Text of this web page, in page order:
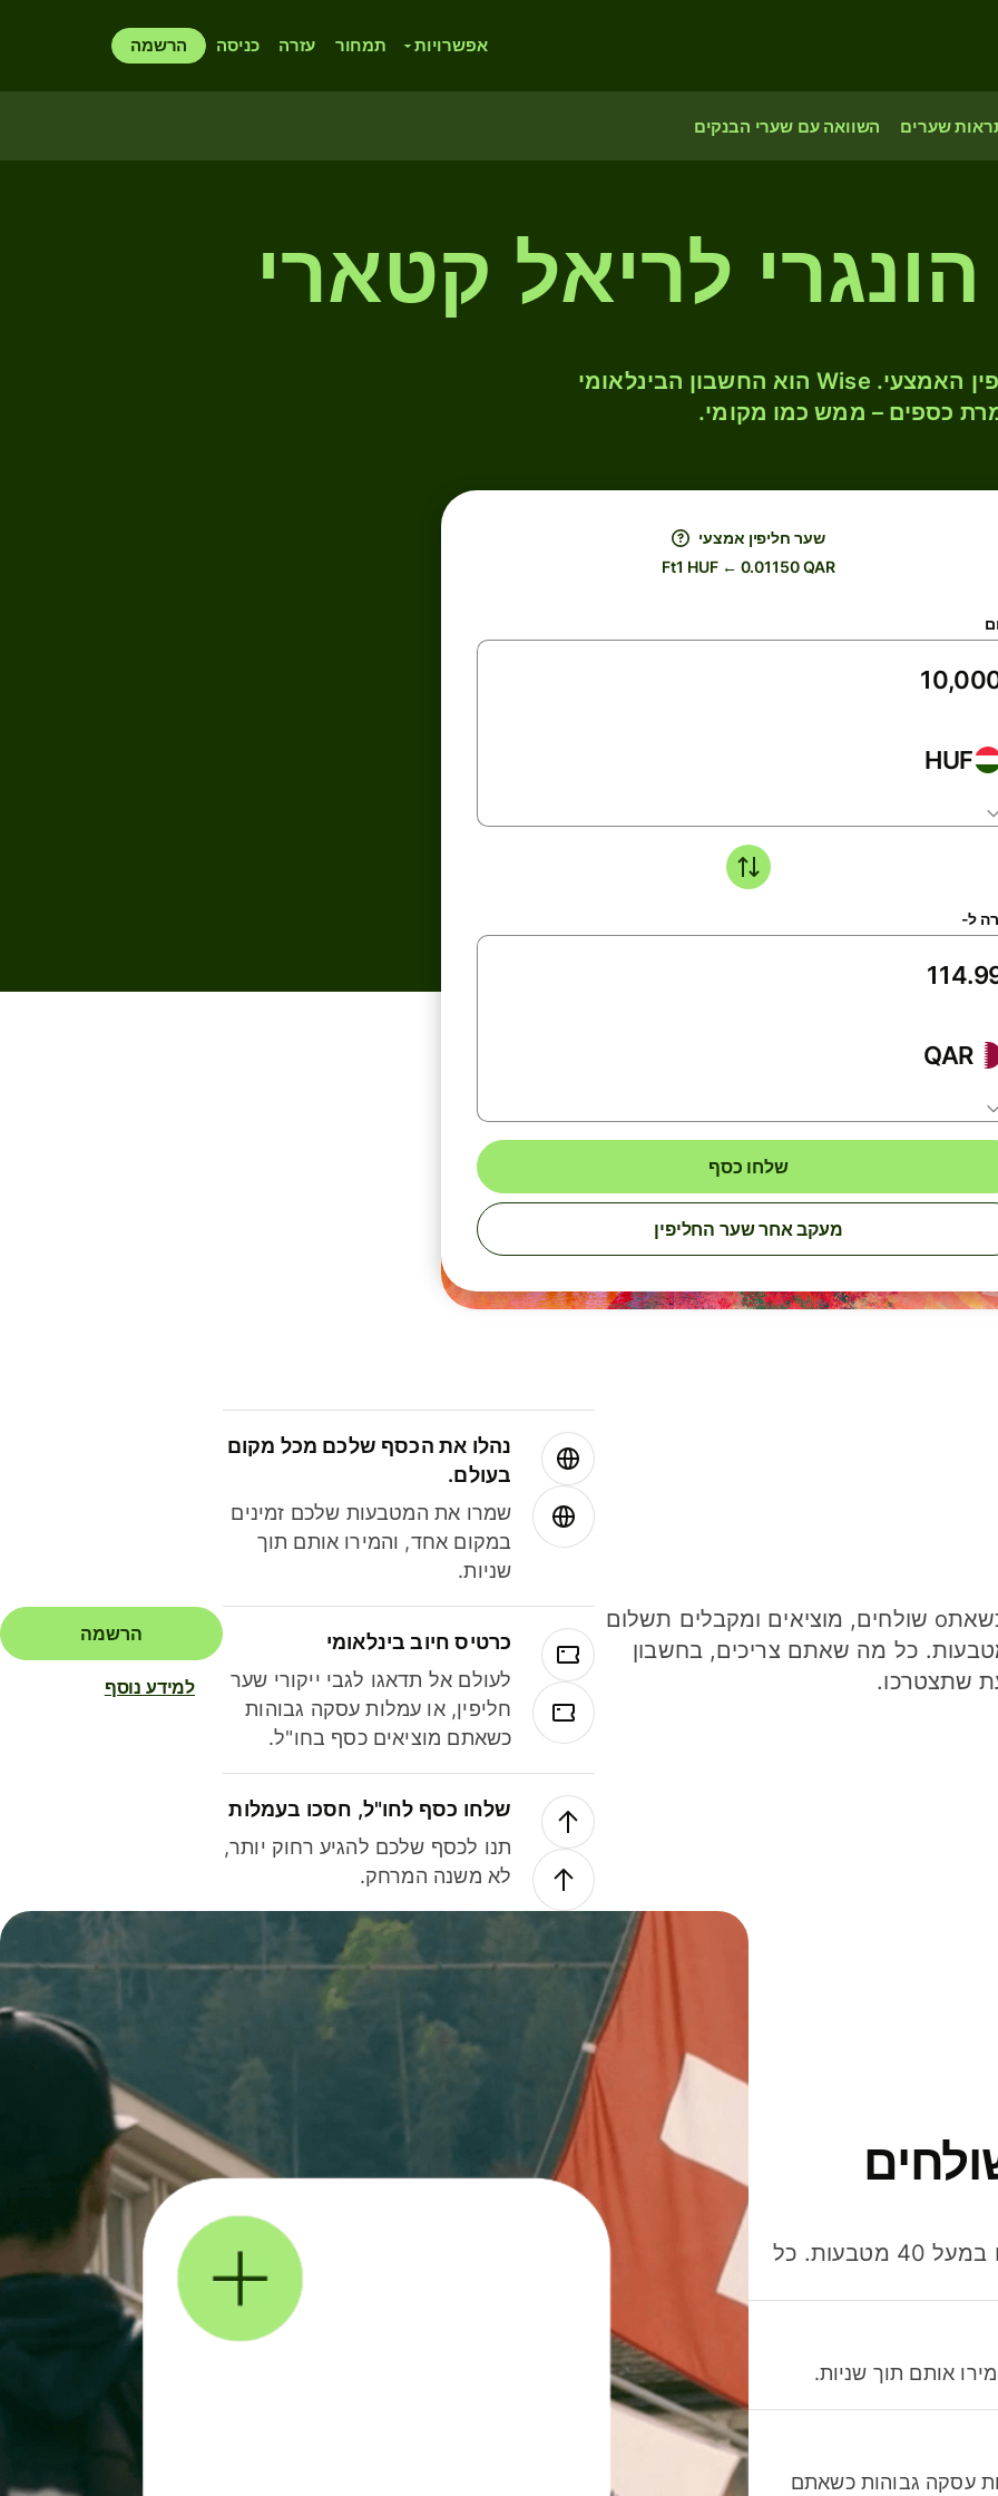
אפשרויות תמחור עזרה כניסה הרשמה
שערים השוואה עם שערי הבנקים
הונגרי לריאל קטארי
המירו HUF ל- QAR לפי שער החליפין האמצעי. Wise הוא החשבון הבינלאומי
כספים – ממש כמו מקומי.
שער חליפין אמצעי
Ft1 HUF ← 0.01150 QAR
HUF
ל-
QAR
שלחו כסף
מעקב אחר שער החליפין
חסכו כסף כשאתo שולחים, מוציאים ומקבלים תשלום
40 מטבעות. כל מה שאתם צריכים, בחשבון
שתצטרכו.
נהלו את הכסף שלכם מכל מקום
בעולם.
שמרו את המטבעות שלכם זמינים
במקום אחד, והמירו אותם תוך
שניות.
כרטיס חיוב בינלאומי
לעולם אל תדאגו לגבי ייקורי שער
חליפין, או עמלות עסקה גבוהות
כשאתם מוציאים כסף בחו"ל.
שלחו כסף לחו"ל, חסכו בעמלות
תנו לכסף שלכם להגיע רחוק יותר,
לא משנה המרחק.
הרשמה
למידע נוסף
חסכו כסף כשאתo שולחים, מוציאים ומקבלים תשלום במעל 40 מטבעות. כל
אותם תוך שניות.
עסקה גבוהות כשאתם